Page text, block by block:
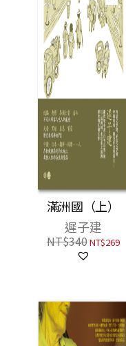
滿洲國（上）
遲子建
NT$340NT$269